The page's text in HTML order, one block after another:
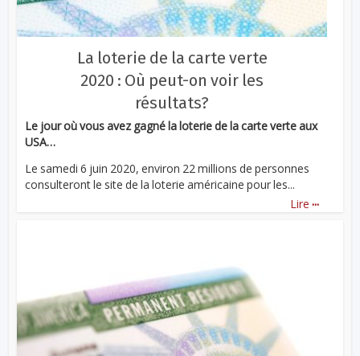
La loterie de la carte verte
2020 : Où peut-on voir les
résultats?
Le jour où vous avez gagné la loterie de la carte verte aux
USA…
Le samedi 6 juin 2020, environ 22 millions de personnes
consulteront le site de la loterie américaine pour les...
Lire ...